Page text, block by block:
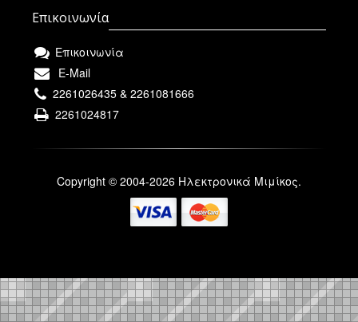
Επικοινωνία
Επικοινωνία
E-Mail
2261026435 & 2261081666
2261024817
Copyright © 2004-2026 Ηλεκτρονικά Μιμίκος.